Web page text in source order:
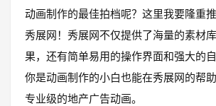
动画制作的最佳拍档呢？这里我要隆
秀展网！秀展网不仅提供了海量的素材
果，还有简单易用的操作界面和强大的
你是动画制作的小白也能在秀展网的帮
专业级的地产广告动画。